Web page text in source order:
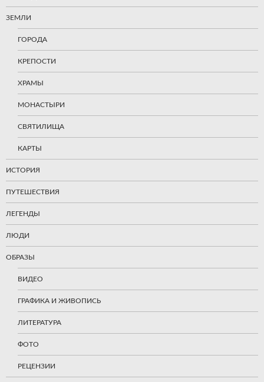
ЗЕМЛИ
ГОРОДА
КРЕПОСТИ
ХРАМЫ
МОНАСТЫРИ
СВЯТИЛИЩА
КАРТЫ
ИСТОРИЯ
ПУТЕШЕСТВИЯ
ЛЕГЕНДЫ
ЛЮДИ
ОБРАЗЫ
ВИДЕО
ГРАФИКА И ЖИВОПИСЬ
ЛИТЕРАТУРА
ФОТО
РЕЦЕНЗИИ